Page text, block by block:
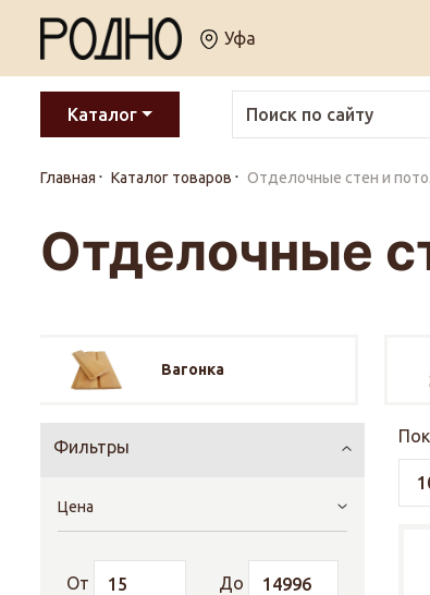
Уфа
Каталог
Главная Каталог товаров Отделочные стен и
Отделочные
Вагонка
Фильтры
Цена
От До